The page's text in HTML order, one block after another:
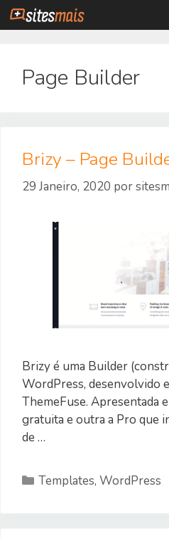
Saltar
para
Page Builder
Brizy – Page
29 Janeiro, 2020 por
Brizy é uma Builder
WordPress, desenvolvido
ThemeFuse. Apresentada
gratuita e outra a Pro que
de …
Categorias
Templates,WordPress